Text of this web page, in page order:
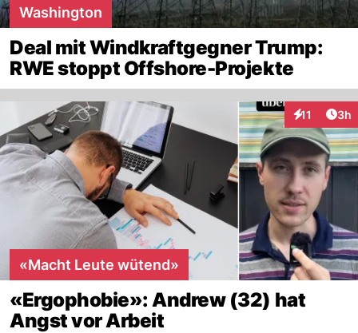
Washington
Deal mit Windkraftgegner Trump:
RWE stoppt Offshore-Projekte
11 3h
«Macht Leute wütend»
«Ergophobie»: Andrew (32) hat
Angst vor Arbeit